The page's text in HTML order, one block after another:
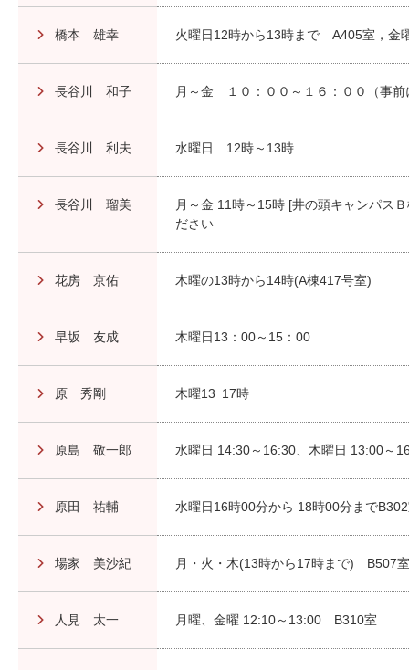
橋本 雄幸 火曜日12時から13時まで A405室，金
長谷川 和子 月～金 １０：００～１６：００（事前
長谷川 利夫 水曜日 12時～13時
長谷川 瑠美
月～金 11時～15時 [井の頭キャンパス
ださい
花房 京佑 木曜の13時から14時(A棟417号室)
早坂 友成 木曜日13：00～15：00
原 秀剛 木曜13ｰ17時
原島 敬一郎 水曜日 14:30～16:30、木曜日 13:00
原田 祐輔 水曜日16時00分から 18時00分まで
場家 美沙紀 月・火・木(13時から17時まで) B507
人見 太一 月曜、金曜 12:10～13:00 B310室